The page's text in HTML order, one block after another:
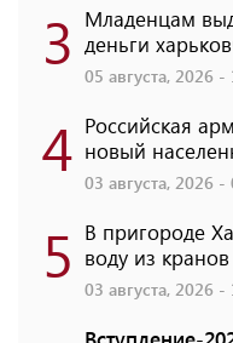
3 Младенцам
деньги
05 августа, 2026 -
4 Российская
новый
03 августа, 2026 -
5 В пригороде
воду из
03 августа, 2026 -